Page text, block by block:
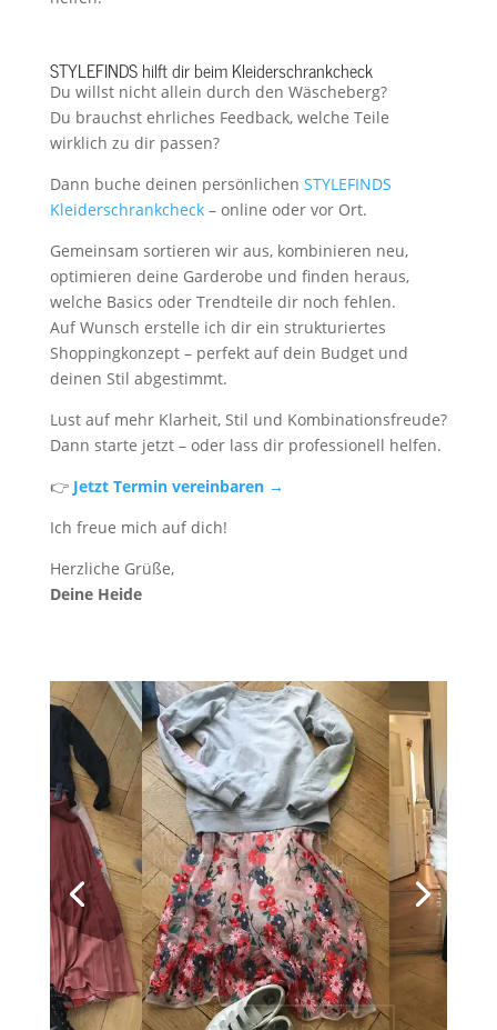
STYLEFINDS hilft dir beim Kleiderschrankcheck
Du willst nicht allein durch den Wäscheberg?
Du brauchst ehrliches Feedback, welche Teile
wirklich zu dir passen?
Dann buche deinen persönlichen STYLEFINDS
Kleiderschrankcheck– online oder vor Ort.
Gemeinsam sortieren wir aus, kombinieren neu,
optimieren deine Garderobe und finden heraus,
welche Basics oder Trendteile dir noch fehlen.
Auf Wunsch erstelle ich dir ein strukturiertes
Shoppingkonzept – perfekt auf dein Budget und
deinen Stil abgestimmt.
Lust auf mehr Klarheit, Stil und Kombinationsfreude?
Dann starte jetzt – oder lass dir professionell helfen.
👉 Jetzt Termin vereinbaren →
Ich freue mich auf dich!
Herzliche Grüße,
Deine Heide
Kleiderschrankcheck
Kleiderschrankcheck mit
deiner persönlichenStylistin
Dauer: 3 Stunden - Preis: 179
€
mehr Details